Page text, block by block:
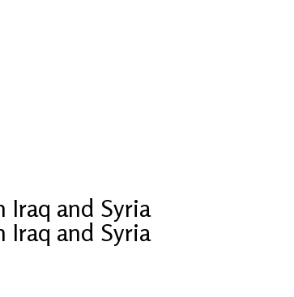
Iraq and Syria
Iraq and Syria